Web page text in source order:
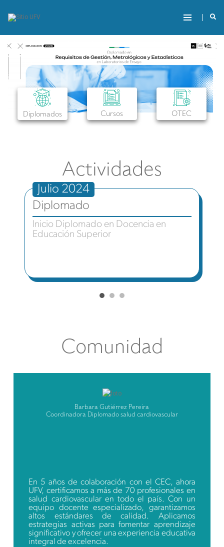
Diplomados Cursos OTEC
Actividades
Julio 2024
Diplomado
Inicio Diplomado en Docencia en
Educación Superior
Comunidad
Barbara Gutiérrez Pereira
Coordinadora Diplomado salud cardiovascular
En 5 años de colaboración con el CEC, ahora
UFV, certificamos a más de 70 profesionales en
salud cardiovascular en todo el país. Con un
equipo docente especializado, garantizamos
altos estándares de calidad. Aplicamos
estrategias activas para fomentar aprendizaje
significativo y ofrecer una experiencia educativa
integral de excelencia.